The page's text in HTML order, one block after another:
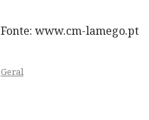
Fonte: www.cm-lamego.pt
Geral